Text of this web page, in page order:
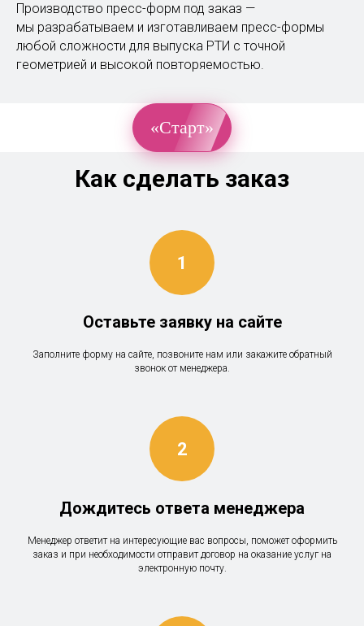
Производство пресс-форм под заказ —
мы разрабатываем и изготавливаем пресс-формы
любой сложности для выпуска РТИ с точной
геометрией и высокой повторяемостью.
«Старт»
Как сделать заказ
Оставьте заявку на сайте
Заполните форму на сайте, позвоните нам или закажите обратный
звонок от менеджера.
Дождитесь ответа менеджера
Менеджер ответит на интересующие вас вопросы, поможет оформить
заказ и при необходимости отправит договор на оказание услуг на
электронную почту.